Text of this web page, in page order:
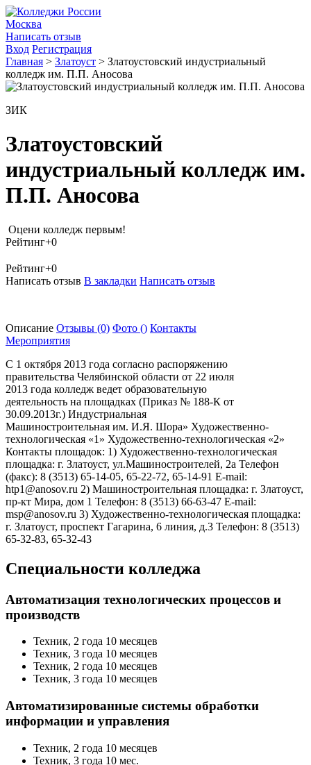
Москва
Написать отзыв
Вход Регистрация
Главная > Златоуст > Златоустовский индустриальный
колледж им. П.П. Аносова
ЗИК
Златоустовский
индустриальный колледж им.
П.П. Аносова
Оцени колледж первым!
Рейтинг+0
Рейтинг+0
Написать отзыв В закладки Написать отзыв
Описание Отзывы (0) Фото () Контакты
Мероприятия
С 1 октября 2013 года согласно распоряжению
правительства Челябинской области от 22 июля
2013 года колледж ведет образовательную
деятельность на площадках (Приказ № 188-К от
30.09.2013г.) Индустриальная
Машиностроительная им. И.Я. Шора» Художественно-
технологическая «1» Художественно-технологическая «2»
Контакты площадок: 1) Художественно-технологическая
площадка: г. Златоуст, ул.Машиностроителей, 2а Телефон
(факс): 8 (3513) 65-14-05, 65-22-72, 65-14-91 E-mail:
htp1@anosov.ru 2) Машиностроительная площадка: г. Златоуст,
пр-кт Мира, дом 1 Телефон: 8 (3513) 66-63-47 E-mail:
msp@anosov.ru 3) Художественно-технологическая площадка:
г. Златоуст, проспект Гагарина, 6 линия, д.3 Телефон: 8 (3513)
65-32-83, 65-32-43
Специальности колледжа
Автоматизация технологических процессов и
производств
Техник, 2 года 10 месяцев
Техник, 3 года 10 месяцев
Техник, 2 года 10 месяцев
Техник, 3 года 10 месяцев
Автоматизированные системы обработки
информации и управления
Техник, 2 года 10 месяцев
Техник, 3 года 10 мес.